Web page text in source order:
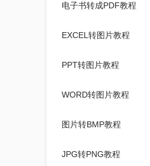
电子书转成PDF教程
EXCEL转图片教程
PPT转图片教程
WORD转图片教程
图片转BMP教程
JPG转PNG教程